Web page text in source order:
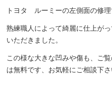
トヨタ ルーミーの左側面の修理
熟練職人によって綺麗に仕上が
いただきました。
この様な大きな凹みや傷も、ご
は無料です、お気軽にご相談下さ